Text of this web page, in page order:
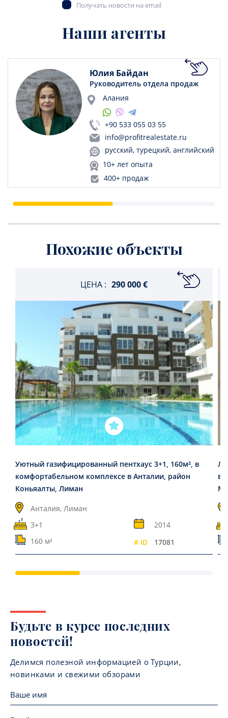
Получать новости на email
Наши агенты
Юлия Байдан
Руководитель отдела продаж
Алания
+90 533 055 03 55
info@profitrealestate.ru
русский, турецкий, английский
10+ лет опыта
400+ продаж
Похожие объекты
ЦЕНА : 290 000 €
Уютный газифицированный пентхаус 3+1, 160м², в
комфортабельном комплексе в Анталии, район
Коньяалты, Лиман
Анталия, Лиман
3+1
2014
160 м²
# ID 17081
Будьте в курсе последних
новостей!
Делимся полезной информацией о Турции,
новинками и свежими обзорами